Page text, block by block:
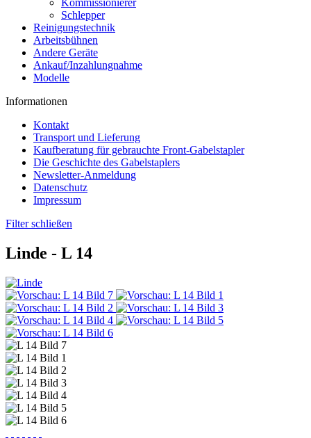
Kommissionierer
Schlepper
Reinigungstechnik
Arbeitsbühnen
Andere Geräte
Ankauf/Inzahlungnahme
Modelle
Informationen
Kontakt
Transport und Lieferung
Kaufberatung für gebrauchte Front-Gabelstapler
Die Geschichte des Gabelstaplers
Newsletter-Anmeldung
Datenschutz
Impressum
Filter schließen
Linde - L 14